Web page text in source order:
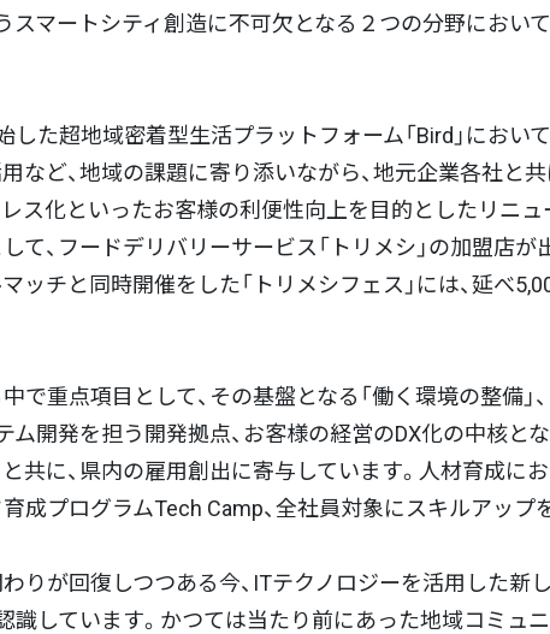
スマートシティ創造に不可欠となる２つの分野にお
した超地域密着型生活プラットフォーム「Bird」におい
など、地域の課題に寄り添いながら、地元企業各社と
ス化といったお客様の利便性向上を目的としたリニ
て、フードデリバリーサービス「トリメシ」の加盟店
ッチと同時開催をした「トリメシフェス」には、延べ
で重点項目として、その基盤となる「働く環境の整備」
ム開発を担う開発拠点、お客様の経営のDX化の中核と
共に、県内の雇用創出に寄与しています。人材育成に
成プログラムTech Camp、全社員対象にスキルアップ
りが回復しつつある今、ITテクノロジーを活用した新
識しています。かつては当たり前にあった地域コミュ